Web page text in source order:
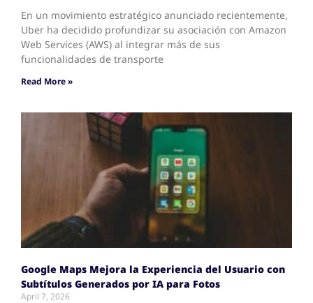
En un movimiento estratégico anunciado recientemente,
Uber ha decidido profundizar su asociación con Amazon
Web Services (AWS) al integrar más de sus
funcionalidades de transporte
Read More »
Google Maps Mejora la Experiencia del Usuario con
Subtítulos Generados por IA para Fotos
April 7, 2026